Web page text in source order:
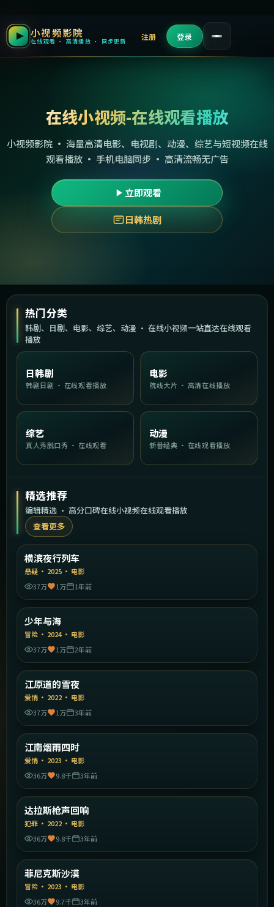
小视频影院
在线观看 · 高清播放 · 同步更新 注册 登录
在线小视频-在线观看播放
小视频影院 · 海量高清电影、电视剧、动漫、综艺与短视频在线
观看播放 · 手机电脑同步 · 高清流畅无广告
立即观看
日韩热剧
热门分类
韩剧、日剧、电影、综艺、动漫 · 在线小视频一站直达在线观看
播放
日韩剧
韩剧日剧 · 在线观看播放
电影
院线大片 · 高清在线播放
综艺
真人秀脱口秀 · 在线观看
动漫
新番经典 · 在线观看播放
精选推荐
编辑精选 · 高分口碑在线小视频在线观看播放
查看更多
精选
横滨夜行列车
悬疑 · 2025 · 电影
37万
1万 1年前
精选
少年与海
冒险 · 2024· 电影
37万
1万 2年前
精选
江原道的雪夜
爱情 · 2022 · 电影
37万
1万 3年前
精选
江南烟雨四时
爱情 · 2023 · 电影
36万
9.8千 3年前
精选
达拉斯枪声回响
犯罪 · 2022 · 电影
36万
9.8千 3年前
精选
菲尼克斯沙漠
冒险 · 2023 · 电影
36万
9.7千 3年前